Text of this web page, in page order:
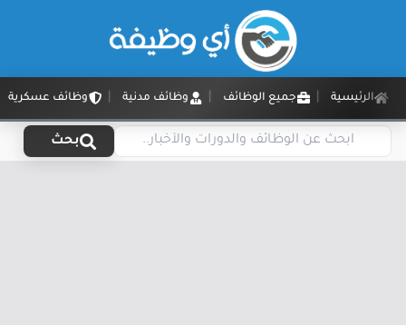
الرئيسية جميع الوظائف وظائف مدنية وظائف عسكرية
بحث